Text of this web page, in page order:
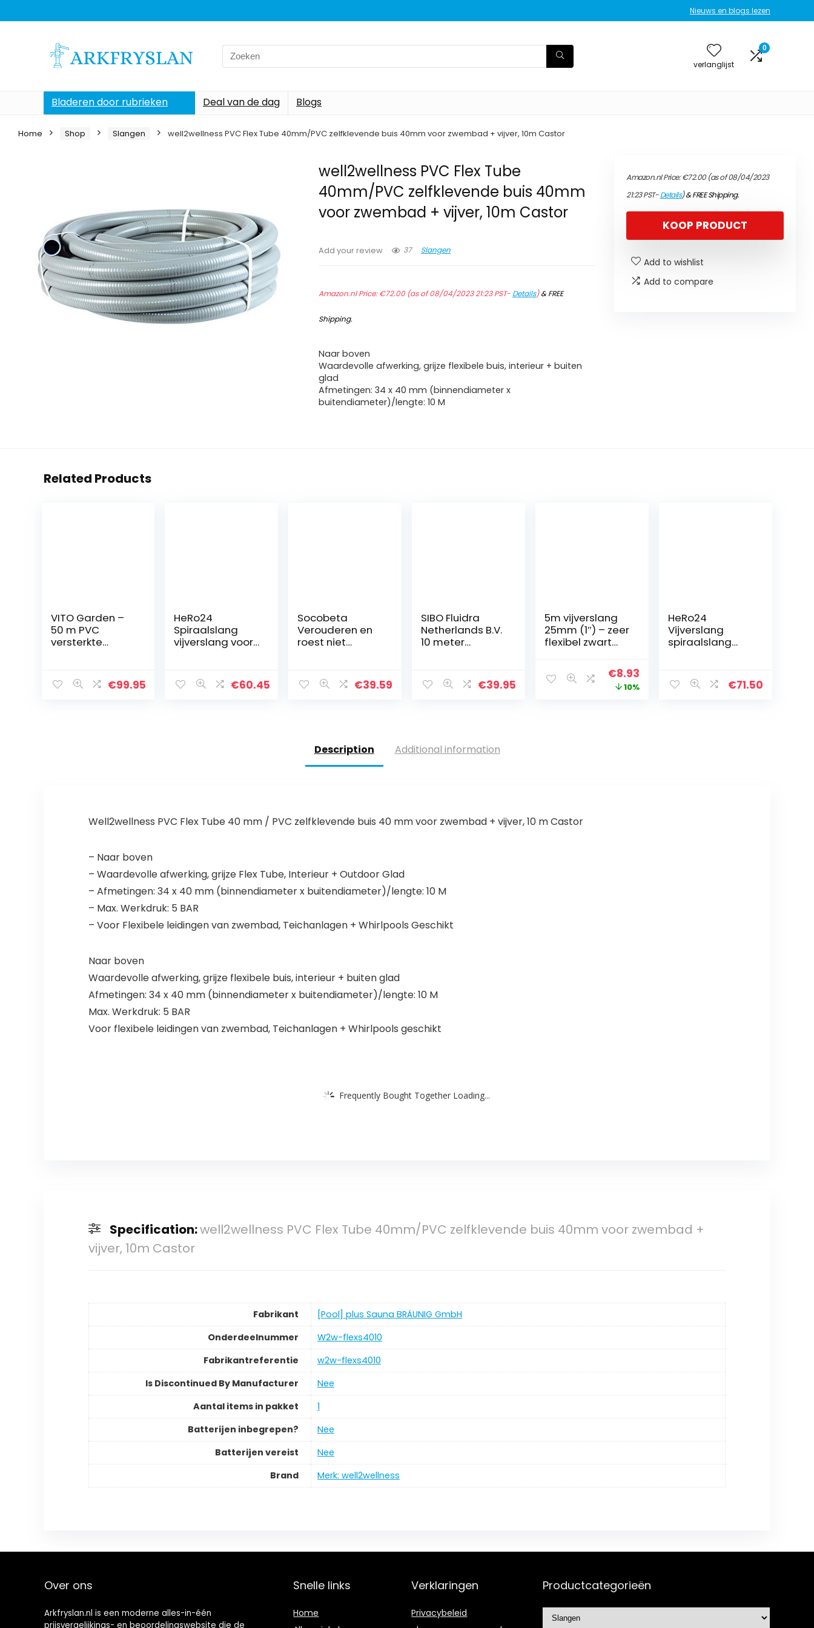
Nieuws en blogs lezen
Search
for:
verlanglijst
0
Bladeren door rubrieken Deal van de dag Blogs
Home Shop Slangen well2wellness PVC Flex Tube 40mm/PVC zelfklevende buis 40mm voor zwembad + vijver, 10m Castor
well2wellness PVC Flex Tube
40mm/PVC zelfklevende buis 40mm
voor zwembad + vijver, 10m Castor
Add your review 37 Slangen
Amazon.nl Price:€72.00(as of 08/04/2023 21:23 PST- Details)&FREE
Shipping.
Naar boven
Waardevolle afwerking, grijze flexibele buis, interieur + buiten
glad
Afmetingen: 34 x 40 mm (binnendiameter x
buitendiameter)/lengte: 10 M
Amazon.nl Price:€72.00(as of 08/04/2023
21:23 PST-Details)&FREE Shipping.
KOOP PRODUCT
Add to wishlist
Add to compare
Related Products
VITO Garden –
50 m PVC
versterkte
LongLife 25 mm |
1″ van robuust
€99.95
HeRo24
Spiraalslang
vijverslang voor
en vijvers 40 mm
20 m
€60.45
Socobeta
Verouderen en
roest niet
koper, 4
ventielen voor
€39.59
SIBO Fluidra
Netherlands B.V.
10 meter
een diameter
van 40 mm€39.95
5m vijverslang
25mm (1″) – zeer
flexibel zwart
Original
price
€8.93Current
price
10%
HeRo24
Vijverslang
spiraalslang
20 m lang
€71.50
Description Additional information
Well2wellness PVC Flex Tube 40 mm / PVC zelfklevende buis 40 mm voor zwembad + vijver, 10 m Castor
– Naar boven
– Waardevolle afwerking, grijze Flex Tube, Interieur + Outdoor Glad
– Afmetingen: 34 x 40 mm (binnendiameter x buitendiameter)/lengte: 10 M
– Max. Werkdruk: 5 BAR
– Voor Flexibele leidingen van zwembad, Teichanlagen + Whirlpools Geschikt
Naar boven
Waardevolle afwerking, grijze flexibele buis, interieur + buiten glad
Afmetingen: 34 x 40 mm (binnendiameter x buitendiameter)/lengte: 10 M
Max. Werkdruk: 5 BAR
Voor flexibele leidingen van zwembad, Teichanlagen + Whirlpools geschikt
Frequently Bought Together Loading...
Specification:well2wellness PVC Flex Tube 40mm/PVC zelfklevende buis 40mm voor zwembad +
vijver, 10m Castor
Fabrikant
‎[Pool] plus Sauna BRÄUNIG GmbH
Onderdeelnummer
‎W2w-flexs4010
Fabrikantreferentie
‎w2w-flexs4010
Is Discontinued By Manufacturer
‎Nee
Aantal items in pakket
‎1
Batterijen inbegrepen?
‎Nee
Batterijen vereist
‎Nee
Brand
Merk: well2wellness
Over ons
Arkfryslan.nl is een moderne alles-in-één
prijsvergelijkings- en beoordelingswebsite die de
Snelle links
Home
Verklaringen
Privacybeleid
Productcategorieën